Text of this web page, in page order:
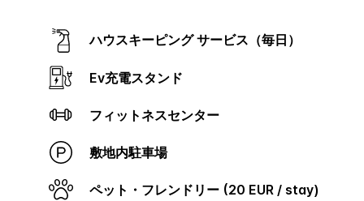
ハウスキーピング サービス（毎日）
Ev充電スタンド
フィットネスセンター
敷地内駐車場
ペット・フレンドリー (20 EUR / stay)